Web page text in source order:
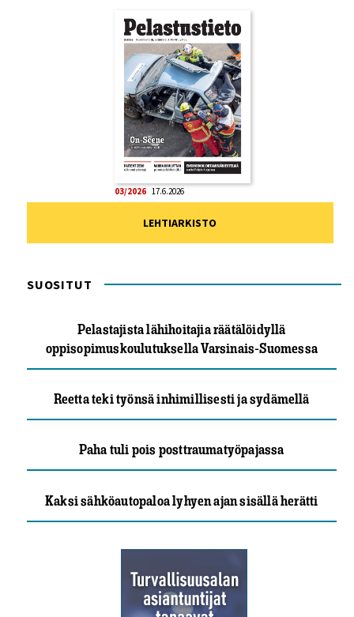
03/2026 17.6.2026
LEHTIARKISTO
SUOSITUT
Pelastajista lähihoitajia räätälöidyllä
oppisopimuskoulutuksella Varsinais-Suomessa
Reetta teki työnsä inhimillisesti ja sydämellä
Paha tuli pois posttraumatyöpajassa
Kaksi sähköautopaloa lyhyen ajan sisällä herätti